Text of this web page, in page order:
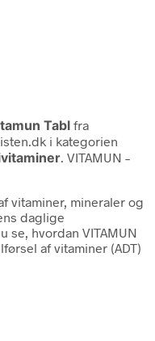
Tabl fra
i kategorien
. VITAMUN –
vitaminer, mineraler og
daglige
se, hvordan VITAMUN
af vitaminer (ADT)